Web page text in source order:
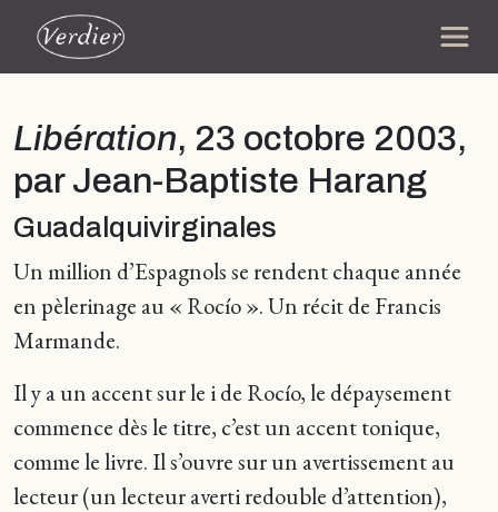
Libération, 23 octobre 2003,
par Jean-Baptiste Harang
Guadalquivirginales
Un million d’Espagnols se rendent chaque année
en pèlerinage au « Rocío ». Un récit de Francis
Marmande.
Il y a un accent sur le i de Rocío, le dépaysement
commence dès le titre, c’est un accent tonique,
comme le livre. Il s’ouvre sur un avertissement au
lecteur (un lecteur averti redouble d’attention),